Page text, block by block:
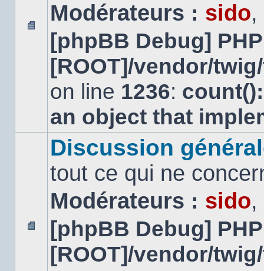
Aucun
message
non
Modérateurs : sido,
[phpBB Debug]
[ROOT]/vendor/
on line 1236:
an object that
Aucun
message
non
Discussion
tout ce qui ne
Modérateurs : sido,
[phpBB Debug]
[ROOT]/vendor/